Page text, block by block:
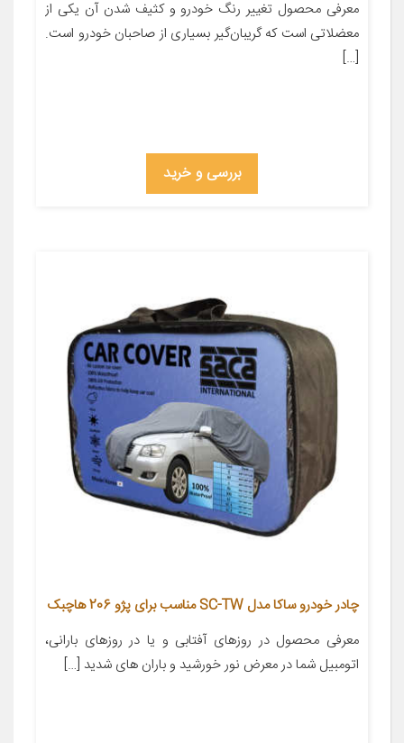
معرفی محصول تغییر رنگ خودرو و کثیف شدن آن یکی از
معضلاتی است که گریبان‌گیر بسیاری از صاحبان خودرو است.
[…]
بررسی و خرید
چادر خودرو ساکا مدل SC-TW مناسب برای پژو 206 هاچبک
معرفی محصول در روزهای آفتابی و یا در روزهای بارانی،
اتومبیل شما در معرض نور خورشید و باران های شدید […]